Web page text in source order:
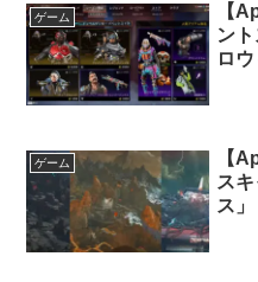
ゲーム
【
ン
ロ
ゲーム
【
ス
ス